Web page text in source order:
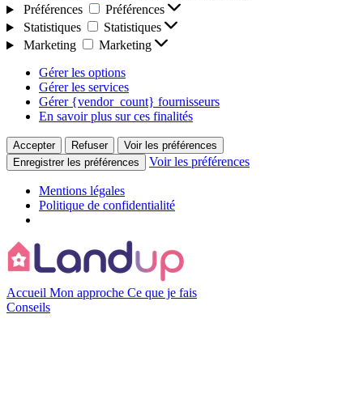
Préférences
Préférences
Statistiques
Statistiques
Marketing
Marketing
Gérer les options
Gérer les services
Gérer {vendor_count} fournisseurs
En savoir plus sur ces finalités
Accepter Refuser
Voir les préférences
Enregistrer les préférences
Voir les préférences
Mentions légales
Politique de confidentialité
Accueil Mon approche Ce que je fais
Conseils